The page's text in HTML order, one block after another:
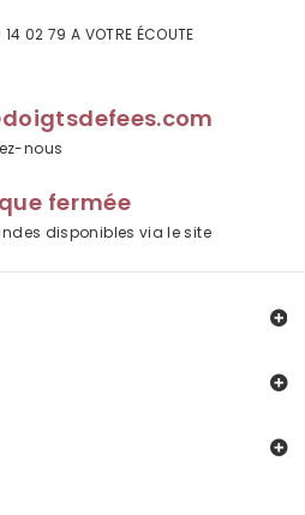
02 79 A VOTRE ÉCOUTE
nous
fermée
disponibles via le site